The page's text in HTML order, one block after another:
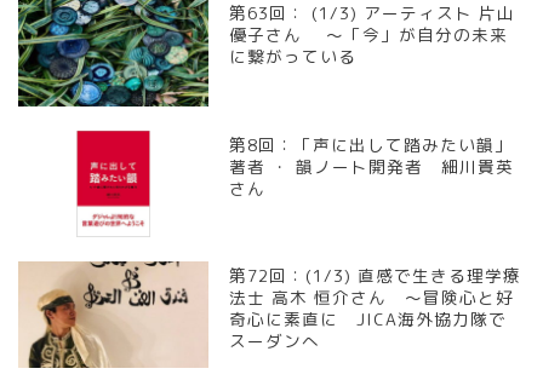
第63回： (1/3) アーティスト 片山
優子さん ～「今」が自分の未来
に繋がっている
第8回︰「声に出して踏みたい韻」
著者 ・ 韻ノート開発者 細川貴英
さん
第72回：(1/3) 直感で生きる理学療
法士 高木 恒介さん ～冒険心と好
奇心に素直に JICA海外協力隊で
スーダンへ